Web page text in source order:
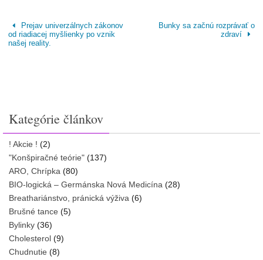
Prejav univerzálnych zákonov
od riadiacej myšlienky po vznik
našej reality.
Bunky sa začnú rozprávať o
zdraví
Kategórie článkov
! Akcie ! (2)
"Konšpiračné teórie" (137)
ARO, Chrípka (80)
BIO-logická – Germánska Nová Medicína (28)
Breathariánstvo, pránická výživa (6)
Brušné tance (5)
Bylinky (36)
Cholesterol (9)
Chudnutie (8)